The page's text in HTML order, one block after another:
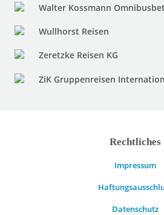
Walter Kossmann
Wullhorst Reisen
Zeretzke Reisen KG
ZiK Gruppenreisen
Rechtliches
Impressum
Datenschutz